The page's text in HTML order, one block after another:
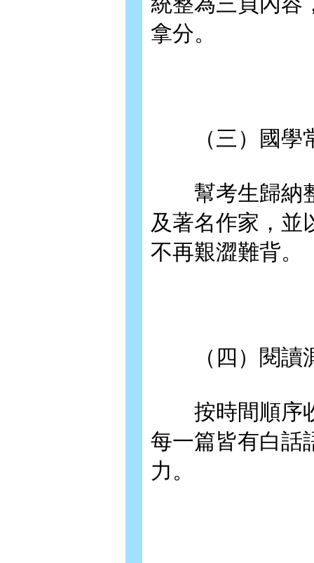
拿分。
（三）國學
幫考生歸納整
及著名作家，並
不再艱澀難背。
（四）閱讀
按時間順序收
每一篇皆有白話
力。